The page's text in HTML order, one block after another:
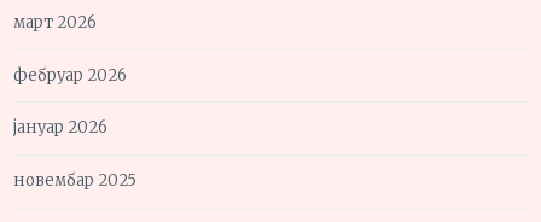
март 2026
фебруар 2026
јануар 2026
новембар 2025